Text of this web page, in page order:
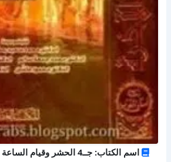
اسم الكتاب: جــ4 الحشر وقيام الساعة